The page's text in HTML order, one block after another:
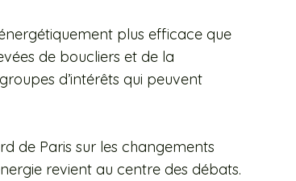
plus efficace que
de boucliers et de la
d’intérêts qui peuvent
de Paris sur les changements
revient au centre des débats.